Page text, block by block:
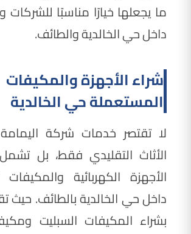
ما يجعلها خيارًا مناسبًا
داخل حي الخالدية والطائف.
شراء الأجهزة والمكيفات
المستعملة حي الخالدية
لا تقتصر خدمات شركة
الأثاث التقليدي فقط، بل
الأجهزة الكهربائية
داخل حي الخالدية بالطائف. حيث
بشراء المكيفات السبليت